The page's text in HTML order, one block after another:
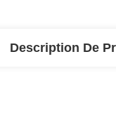
Description De